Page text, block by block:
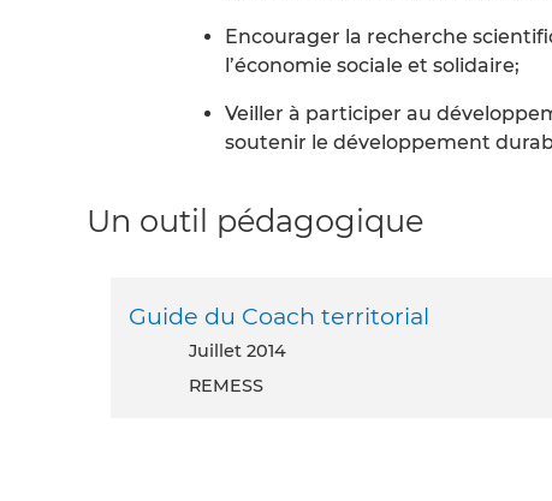
Encourager la recherche
l’économie sociale et solidaire;
Veiller à participer au
soutenir le développement
Un outil pédagogique
Guide du Coach territorial
juillet 2014
REMESS